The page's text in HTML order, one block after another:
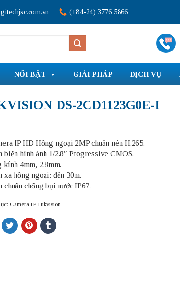
(+84-24) 3776 5866
NỔI BẬT GIẢI PHÁP DỊCH VỤ
DS-2CD1123G0E-I
IP HD Hồng ngoại 2MP chuẩn nén H.265.
biến hình ảnh 1/2.8″ Progressive CMOS.
kính 4mm, 2.8mm.
xa hồng ngoại: đến 30m.
chuẩn chống bụi nước IP67.
Camera IP Hikvision